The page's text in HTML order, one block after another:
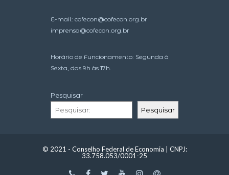
E-mail: cofecon@cofecon.org.br
imprensa@cofecon.org.br
Horário de Funcionamento: Segunda à
Sexta, das 9h às 17h.
Pesquisar
Pesquisar
© 2021 - Conselho Federal de Economia | CNPJ:
33.758.053/0001-25